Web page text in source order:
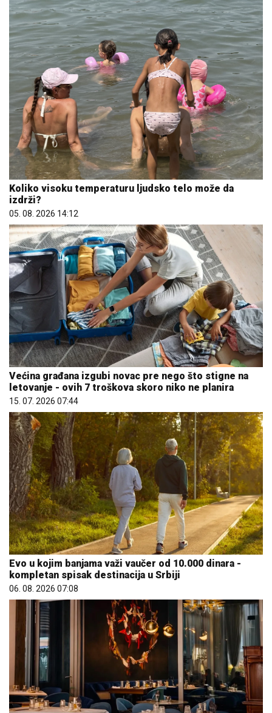
Koliko visoku temperaturu ljudsko telo može da
izdrži?
05. 08. 2026 14:12
Većina građana izgubi novac pre nego što stigne na
letovanje - ovih 7 troškova skoro niko ne planira
15. 07. 2026 07:44
Evo u kojim banjama važi vaučer od 10.000 dinara -
kompletan spisak destinacija u Srbiji
06. 08. 2026 07:08